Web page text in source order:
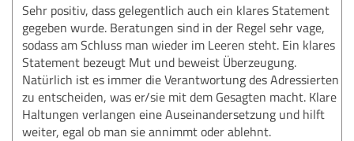
Sehr positiv, dass gelegentlich auch ein klares Statement
gegeben wurde. Beratungen sind in der Regel sehr vage,
sodass am Schluss man wieder im Leeren steht. Ein klares
Statement bezeugt Mut und beweist Überzeugung.
Natürlich ist es immer die Verantwortung des Adressierten
zu entscheiden, was er/sie mit dem Gesagten macht. Klare
Haltungen verlangen eine Auseinandersetzung und hilft
weiter, egal ob man sie annimmt oder ablehnt.